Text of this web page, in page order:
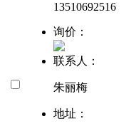
13510692516
询价：
联系人：
朱丽梅
地址：